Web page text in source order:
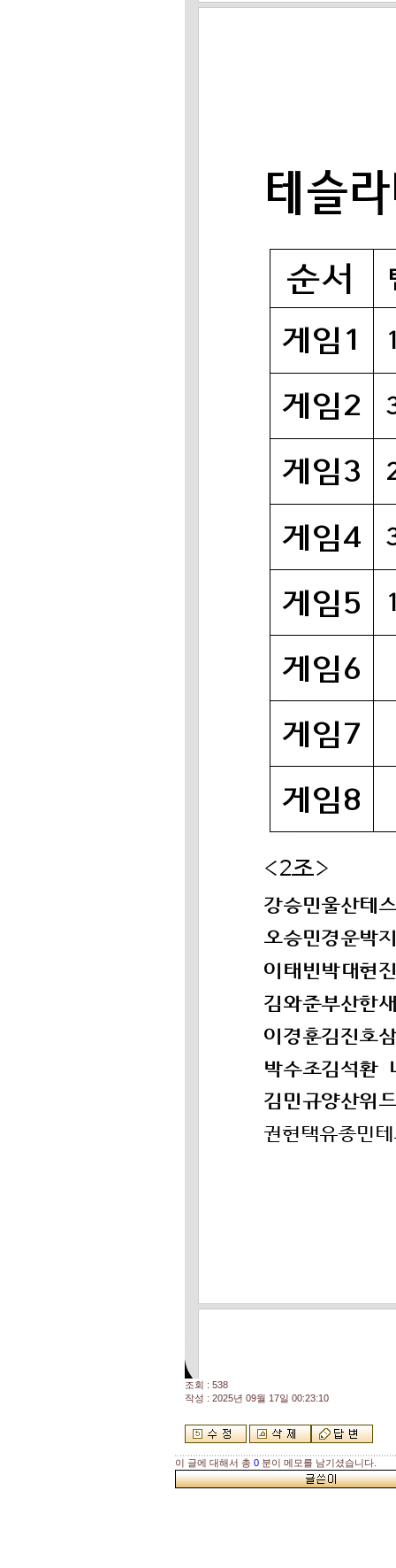
조회 : 538
작성 : 2025년 09월 17일 00:23:10
이 글에 대해서 총 0 분이 메모를 남기셨습니다.